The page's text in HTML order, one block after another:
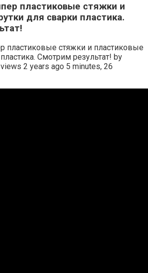
пластиковые стяжки и
для сварки пластика.
пластиковые стяжки и пластиковые
Смотрим результат! by
2 years ago 5 minutes, 26